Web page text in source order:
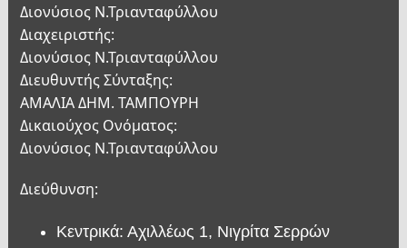
Διονύσιος Ν.Τριανταφύλλου
Διαχειριστής:
Διονύσιος Ν.Τριανταφύλλου
Διευθυντής Σύνταξης:
ΑΜΑΛΙΑ ΔΗΜ. ΤΑΜΠΟΥΡΗ
Δικαιούχος Ονόματος:
Διονύσιος Ν.Τριανταφύλλου
Διεύθυνση:
Κεντρικά: Αχιλλέως 1, Νιγρίτα Σερρών